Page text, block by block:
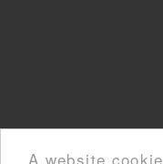
A website